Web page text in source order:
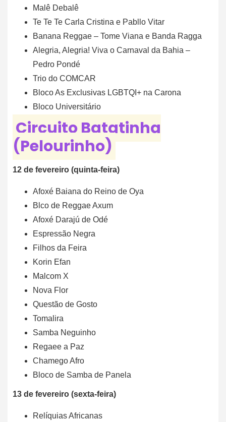
Malê Debalê
Te Te Te Carla Cristina e Pabllo Vitar
Banana Reggae – Tome Viana e Banda Ragga
Alegria, Alegria! Viva o Carnaval da Bahia –
Pedro Pondé
Trio do COMCAR
Bloco As Exclusivas LGBTQI+ na Carona
Bloco Universitário
Circuito Batatinha
(Pelourinho)
12 de fevereiro (quinta-feira)
Afoxé Baiana do Reino de Oya
Blco de Reggae Axum
Afoxé Darajú de Odé
Espressão Negra
Filhos da Feira
Korin Efan
Malcom X
Nova Flor
Questão de Gosto
Tomalira
Samba Neguinho
Regaee a Paz
Chamego Afro
Bloco de Samba de Panela
13 de fevereiro (sexta-feira)
Relíquias Africanas